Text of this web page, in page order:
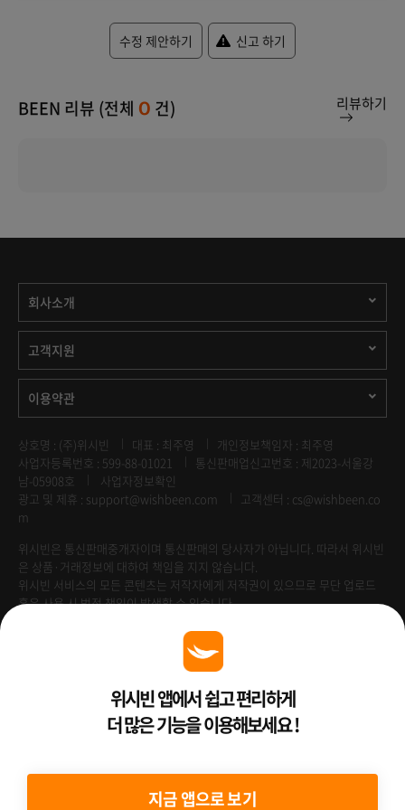
수정 제안하기 신고 하기
BEEN 리뷰 (전체 0 건) 리뷰하기
회사소개
고객지원
이용약관
상호명 : (주)위시빈 대표 : 최주영
개인정보책임자 : 최주영
사업자등록번호 : 599-88-01021
통신판매업신고번호 : 제2023-서울강
남-05908호
사업자정보확인
광고 및 제휴 : support@wishbeen.com
고객센터 : cs@wishbeen.co
m
위시빈은 통신판매중개자이며 통신판매의 당사자가 아닙니다. 따라서 위시빈
은 상품·거래정보에 대하여 책임을 지지 않습니다.
위시빈 서비스의 모든 콘텐츠는 저작자에게 저작권이 있으므로 무단 업로드
혹은 사용 시 법적 책임이 발생할 수 있습니다.
Venture Enterprise위시빈 앱에서 쉽고 편리하게
더 많은 기능을 이용해보세요 !
지금 앱으로 보기